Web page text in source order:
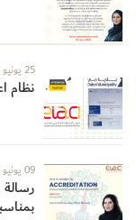
25 يونيو 2025
نظام
09 يونيو 2025
رسالة
بمناسبة